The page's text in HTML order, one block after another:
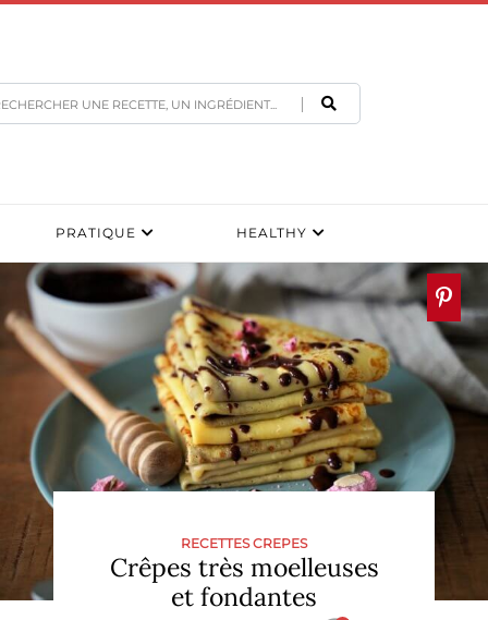
PRATIQUE HEALTHY
RECETTES CREPES
Crêpes très moelleuses
et fondantes